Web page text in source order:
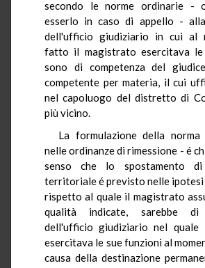
secondo le norme ordinarie -
esserlo in caso di appello - alla
dell'ufficio giudiziario in cui al
fatto il magistrato esercitava le
sono di competenza del
competente per materia, il cui
nel capoluogo del distretto di
più vicino.
La formulazione della
nelle ordinanze di rimessione - é
senso che lo spostamento di
territoriale é previsto nelle ipotesi
rispetto al quale il magistrato
qualità indicate, sarebbe di
dell'ufficio giudiziario nel quale
esercitava le sue funzioni al
causa della destinazione